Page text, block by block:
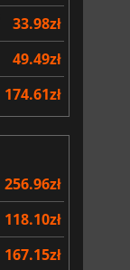
33.98zł
49.49zł
174.61zł
256.96zł
118.10zł
167.15zł